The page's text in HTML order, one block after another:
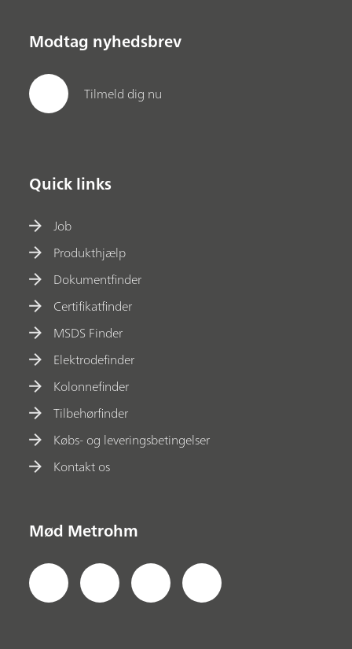
Modtag nyhedsbrev
Tilmeld dig nu
Quick links
Job
Produkthjælp
Dokumentfinder
Certifikatfinder
MSDS Finder
Elektrodefinder
Kolonnefinder
Tilbehørfinder
Købs- og leveringsbetingelser
Kontakt os
Mød Metrohm